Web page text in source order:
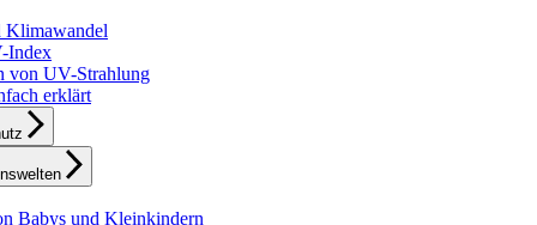
Klimawandel
Index
von UV-Strahlung
erklärt
Babys und Kleinkindern